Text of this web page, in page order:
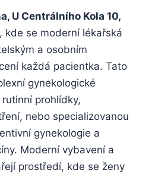
U Centrálního Kola 10,
kde⁢ se moderní lékařská
a⁣ osobním
​každá‌ pacientka. Tato
gynekologické
prohlídky,
nebo‌ specializovanou
gynekologie a
​Moderní vybavení ⁢a​
‍prostředí, kde se ‌ženy⁤